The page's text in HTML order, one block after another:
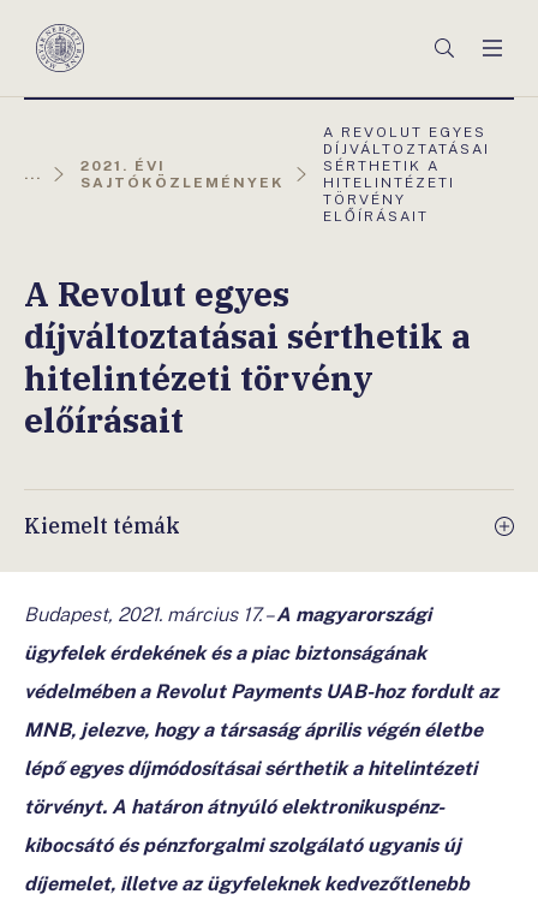
Magyar
Keresés
...
2021. ÉVI
SAJTÓKÖZLEMÉNYEK
AKTUÁLIS
OLDAL:
A REVOLUT EGYES
DÍJVÁLTOZTATÁSAI
SÉRTHETIK A
HITELINTÉZETI
TÖRVÉNY
ELŐÍRÁSAIT
A Revolut egyes
díjváltoztatásai sérthetik a
hitelintézeti törvény
előírásait
Kiemelt témák
Budapest, 2021. március 17. – A magyarországi
ügyfelek érdekének és a piac biztonságának
védelmében a Revolut Payments UAB-hoz fordult az
MNB, jelezve, hogy a társaság április végén életbe
lépő egyes díjmódosításai sérthetik a hitelintézeti
törvényt. A határon átnyúló elektronikuspénz-
kibocsátó és pénzforgalmi szolgálató ugyanis új
díjemelet, illetve az ügyfeleknek kedvezőtlenebb